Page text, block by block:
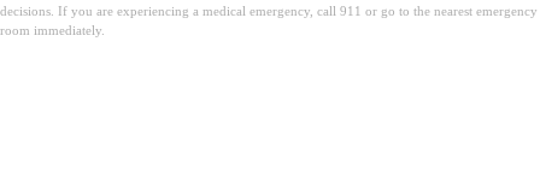
decisions. If you are experiencing a medical emergency, call 911 or go to the nearest emergency
room immediately.